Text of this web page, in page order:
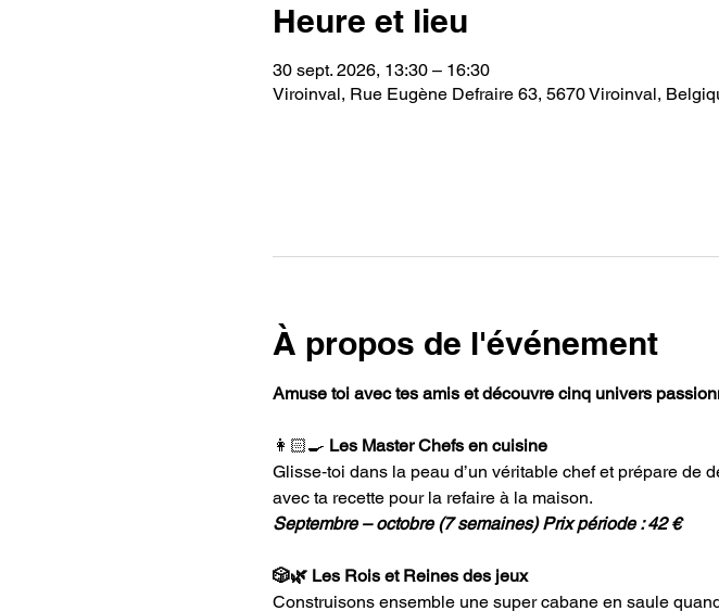
Heure et lieu
30 sept. 2026, 13:30 – 16:30
Viroinval, Rue Eugène Defraire 63, 5670 Viroinval,
À propos de l'événement
Amuse toi avec tes amis et découvre cinq univers
👩🏻‍🍳 Les Master Chefs en cuisine
Glisse‑toi dans la peau d’un véritable chef et prépare
avec ta recette pour la refaire à la maison.
Septembre – octobre (7 semaines) Prix période : 42 €
🎲🌿 Les Rois et Reines des jeux
Construisons ensemble une super cabane en saule